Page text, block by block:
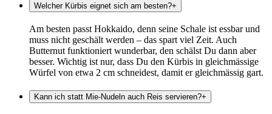
Welcher Kürbis eignet sich am besten?+
Am besten passt Hokkaido, denn seine Schale ist essbar und
muss nicht geschält werden – das spart viel Zeit. Auch
Butternut funktioniert wunderbar, den schälst Du dann aber
besser. Wichtig ist nur, dass Du den Kürbis in gleichmässige
Würfel von etwa 2 cm schneidest, damit er gleichmässig gart.
Kann ich statt Mie-Nudeln auch Reis servieren?+